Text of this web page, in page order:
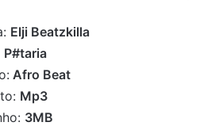
Elji Beatzkilla
P#taria
Afro Beat
Mp3
3MB